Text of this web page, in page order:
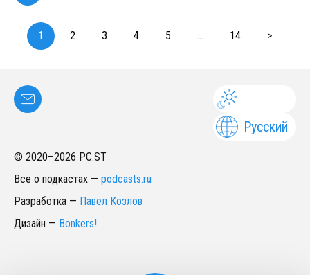
1 2 3 4 5 ... 14 >
Русский
© 2020–2026 PC.ST
Все о подкастах — podcasts.ru
Разработка — Павел Козлов
Дизайн — Bonkers!